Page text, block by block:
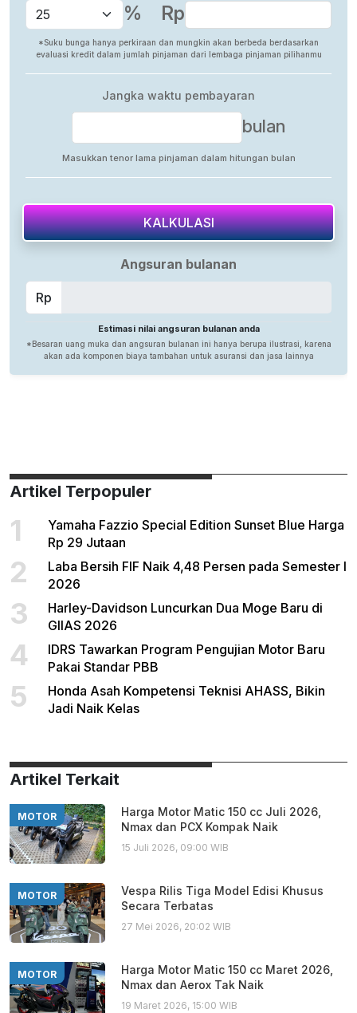
Artikel Terpopuler
1
Yamaha Fazzio Special Edition Sunset Blue Harga
Rp 29 Jutaan
2
Laba Bersih FIF Naik 4,48 Persen pada Semester I
2026
3
Harley-Davidson Luncurkan Dua Moge Baru di
GIIAS 2026
4
IDRS Tawarkan Program Pengujian Motor Baru
Pakai Standar PBB
5
Honda Asah Kompetensi Teknisi AHASS, Bikin
Jadi Naik Kelas
Artikel Terkait
MOTOR
Harga Motor Matic 150 cc Juli 2026,
Nmax dan PCX Kompak Naik
15 Juli 2026, 09:00 WIB
MOTOR
Vespa Rilis Tiga Model Edisi Khusus
Secara Terbatas
27 Mei 2026, 20:02 WIB
MOTOR
Harga Motor Matic 150 cc Maret 2026,
Nmax dan Aerox Tak Naik
19 Maret 2026, 15:00 WIB